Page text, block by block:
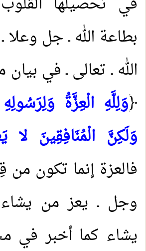
بطاعة الله ـ جل وعلا
الله ـ تعالى ـ في
﴿وَلِلَّهِ الْعِزَّةُ
وَلَكِنَّ الْمُنَافِقِينَ لا
فالعزة إنما تكون من
وجل ـ يعز من
يشاء كما أخبر في